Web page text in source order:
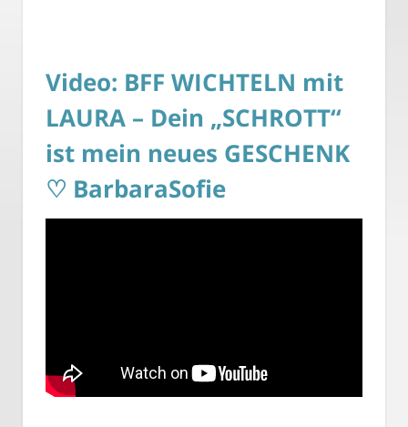
Video: BFF WICHTELN mit
LAURA – Dein „SCHROTT“
ist mein neues GESCHENK
♡ BarbaraSofie